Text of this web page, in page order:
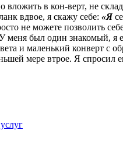
вложить в кон-верт, не
вдвое, я скажу себе: «Я
не можете позволить
меня был один знакомый, я
и маленький конверт с
мере втрое. Я спросил